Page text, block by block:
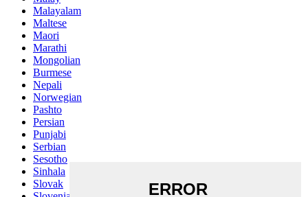
Malayalam
Maltese
Maori
Marathi
Mongolian
Burmese
Nepali
Norwegian
Pashto
Persian
Punjabi
Serbian
Sesotho
Sinhala
Slovak